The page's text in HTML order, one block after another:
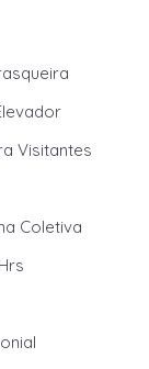
Visitantes
Coletiva